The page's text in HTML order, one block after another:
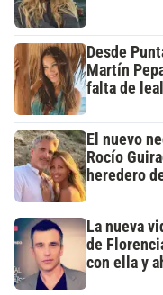
Desde
Martín
falta de
El nuevo
Rocío
heredero
La nueva
de
con ella y